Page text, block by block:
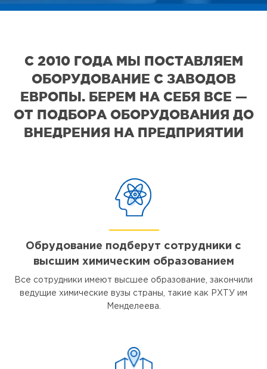
С 2010 ГОДА МЫ ПОСТАВЛЯЕМ
ОБОРУДОВАНИЕ С ЗАВОДОВ
ЕВРОПЫ. БЕРЕМ НА СЕБЯ ВСЕ —
ОТ ПОДБОРА ОБОРУДОВАНИЯ ДО
ВНЕДРЕНИЯ НА ПРЕДПРИЯТИИ
Обрудование подберут сотрудники с
высшим химическим образованием
Все сотрудники имеют высшее образование, закончили
ведущие химические вузы страны, такие как РХТУ им
Менделеева.